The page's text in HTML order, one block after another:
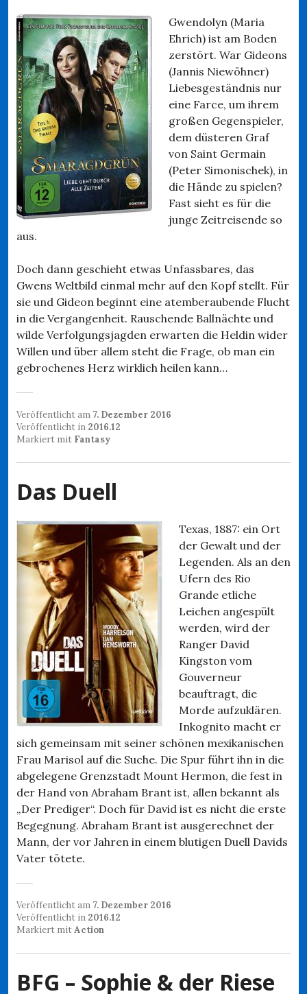
Gwendolyn (Maria
Ehrich) ist am Boden
zerstört. War Gideons
(Jannis Niewöhner)
Liebesgeständnis nur
eine Farce, um ihrem
großen Gegenspieler,
dem düsteren Graf
von Saint Germain
(Peter Simonischek), in
die Hände zu spielen?
Fast sieht es für die
junge Zeitreisende so
aus.
Doch dann geschieht etwas Unfassbares, das
Gwens Weltbild einmal mehr auf den Kopf stellt. Für
sie und Gideon beginnt eine atemberaubende Flucht
in die Vergangenheit. Rauschende Ballnächte und
wilde Verfolgungsjagden erwarten die Heldin wider
Willen und über allem steht die Frage, ob man ein
gebrochenes Herz wirklich heilen kann…
Veröffentlicht am 7. Dezember 2016
Veröffentlicht in 2016.12
Markiert mit Fantasy
Das Duell
Texas, 1887: ein Ort
der Gewalt und der
Legenden. Als an den
Ufern des Rio
Grande etliche
Leichen angespült
werden, wird der
Ranger David
Kingston vom
Gouverneur
beauftragt, die
Morde aufzuklären.
Inkognito macht er
sich gemeinsam mit seiner schönen mexikanischen
Frau Marisol auf die Suche. Die Spur führt ihn in die
abgelegene Grenzstadt Mount Hermon, die fest in
der Hand von Abraham Brant ist, allen bekannt als
„Der Prediger“. Doch für David ist es nicht die erste
Begegnung. Abraham Brant ist ausgerechnet der
Mann, der vor Jahren in einem blutigen Duell Davids
Vater tötete.
Veröffentlicht am 7. Dezember 2016
Veröffentlicht in 2016.12
Markiert mitAction
BFG – Sophie & der Riese